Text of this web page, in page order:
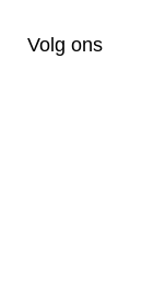
Volg ons